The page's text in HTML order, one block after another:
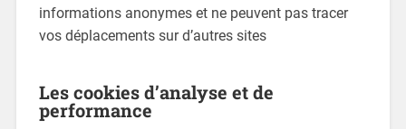
informations anonymes et ne peuvent pas tracer
vos déplacements sur d’autres sites
Les cookies d’analyse et de
performance